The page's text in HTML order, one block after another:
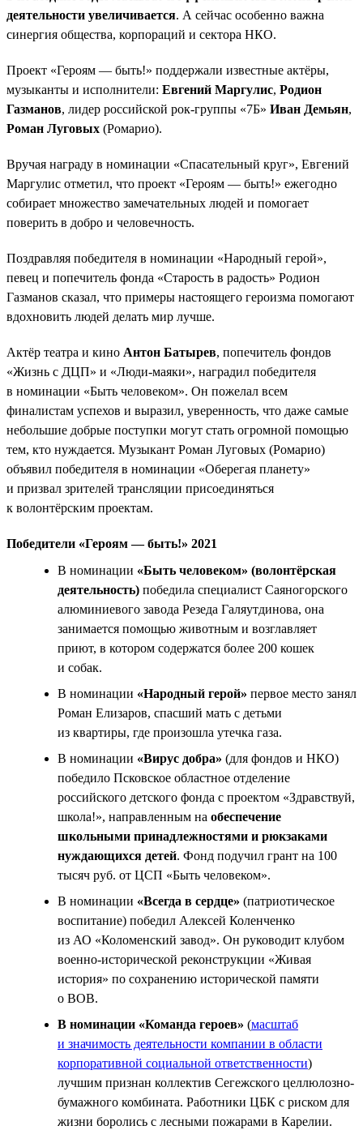
деятельности увеличивается. А сейчас особенно важна
синергия общества, корпораций и сектора НКО.
Проект «Героям — быть!» поддержали известные актёры,
музыканты и исполнители: Евгений Маргулис, Родион
Газманов, лидер российской рок-группы «7Б» Иван Демьян,
Роман Луговых (Ромарио).
Вручая награду в номинации «Спасательный круг», Евгений
Маргулис отметил, что проект «Героям — быть!» ежегодно
собирает множество замечательных людей и помогает
поверить в добро и человечность.
Поздравляя победителя в номинации «Народный герой»,
певец и попечитель фонда «Старость в радость» Родион
Газманов сказал, что примеры настоящего героизма помогают
вдохновить людей делать мир лучше.
Актёр театра и кино Антон Батырев, попечитель фондов
«Жизнь с ДЦП» и «Люди-маяки», наградил победителя
в номинации «Быть человеком». Он пожелал всем
финалистам успехов и выразил, уверенность, что даже самые
небольшие добрые поступки могут стать огромной помощью
тем, кто нуждается. Музыкант Роман Луговых (Ромарио)
объявил победителя в номинации «Оберегая планету»
и призвал зрителей трансляции присоединяться
к волонтёрским проектам.
Победители «Героям — быть!» 2021
В номинации «Быть человеком» (волонтёрская
деятельность) победила специалист Саяногорского
алюминиевого завода Резеда Галяутдинова, она
занимается помощью животным и возглавляет
приют, в котором содержатся более 200 кошек
и собак.
В номинации «Народный герой» первое место занял
Роман Елизаров, спасший мать с детьми
из квартиры, где произошла утечка газа.
В номинации «Вирус добра» (для фондов и НКО)
победило Псковское областное отделение
российского детского фонда с проектом «Здравствуй,
школа!», направленным на обеспечение
школьными принадлежностями и рюкзаками
нуждающихся детей. Фонд подучил грант на 100
тысяч руб. от ЦСП «Быть человеком».
В номинации «Всегда в сердце» (патриотическое
воспитание) победил Алексей Коленченко
из АО «Коломенский завод». Он руководит клубом
военно-исторической реконструкции «Живая
история» по сохранению исторической памяти
о ВОВ.
В номинации «Команда героев» (масштаб
и значимость деятельности компании в области
корпоративной социальной ответственности)
лучшим признан коллектив Сегежского целлюлозно-
бумажного комбината. Работники ЦБК с риском для
жизни боролись с лесными пожарами в Карелии.